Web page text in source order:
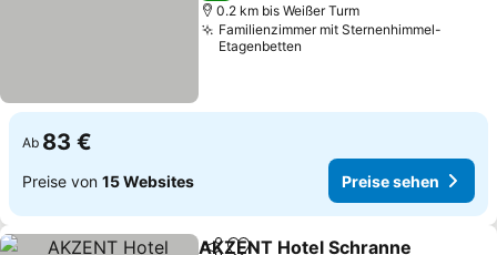
0.2 km bis Weißer Turm
Familienzimmer mit Sternenhimmel-
Etagenbetten
Ab 83 €
Preise von 15 Websites Preise sehen
AKZENT Hotel Schranne